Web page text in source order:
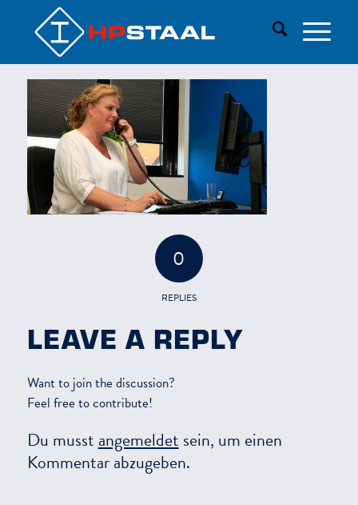
0
REPLIES
LEAVE A REPLY
Want to join the discussion?
Feel free to contribute!
Du musst angemeldet sein, um einen
Kommentar abzugeben.